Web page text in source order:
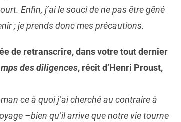
Enfin, j’ai le souci de ne pas être gêné
; je prends donc mes précautions.
de retranscrire, dans votre tout dernier
des diligences, récit d’Henri Proust,
ce à quoi j’ai cherché au contraire à
–bien qu’il arrive que notre vie tourne